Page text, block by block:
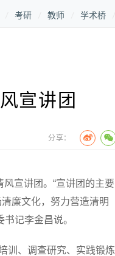
考研 教师 学术桥
宣讲团
分享：
宣讲团。“宣讲团的主要
廉文化，努力营造清明
记李金昌说。
、调查研究、实践锻炼